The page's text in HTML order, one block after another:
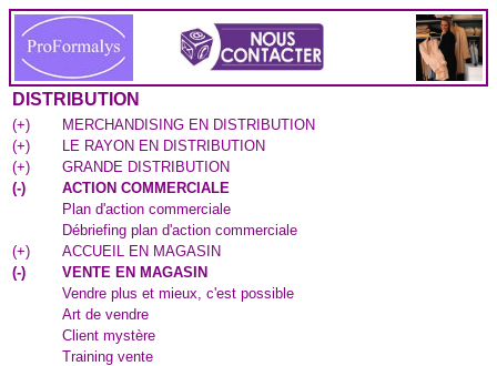
DISTRIBUTION
(+)
MERCHANDISING EN DISTRIBUTION
(+)
LE RAYON EN DISTRIBUTION
(+)
GRANDE DISTRIBUTION
(-)
ACTION COMMERCIALE
Plan d'action commerciale
Débriefing plan d'action commerciale
(+)
ACCUEIL EN MAGASIN
(-)
VENTE EN MAGASIN
Vendre plus et mieux, c'est possible
Art de vendre
Client mystère
Training vente